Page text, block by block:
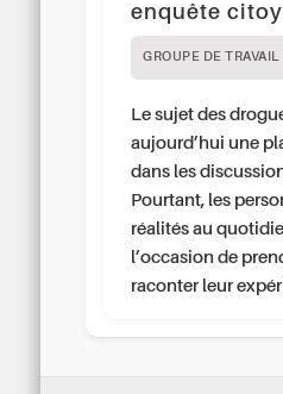
enquête
GROUPE DE TRAVAIL
Le sujet des
aujourd’hui une
dans les
Pourtant, les
réalités au
l’occasion de
raconter leur